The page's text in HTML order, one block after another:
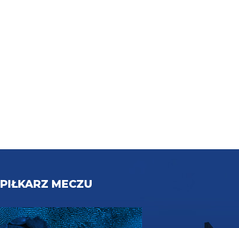
PIŁKARZ MECZU